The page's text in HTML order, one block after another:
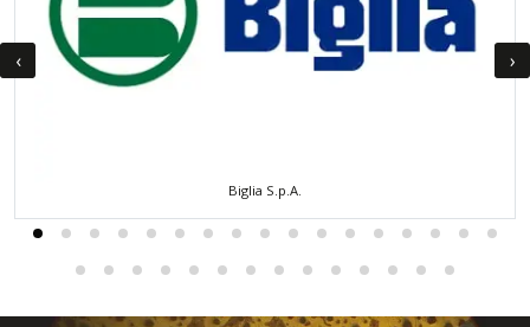
Biglia S.p.A.
‹ ›